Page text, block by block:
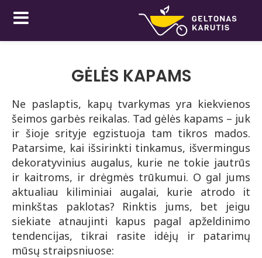
GĖLĖS KAPAMS
Ne paslaptis, kapų tvarkymas yra kiekvienos
šeimos garbės reikalas. Tad gėlės kapams – juk
ir šioje srityje egzistuoja tam tikros mados.
Patarsime, kai išsirinkti tinkamus, išvermingus
dekoratyvinius augalus, kurie ne tokie jautrūs
ir kaitroms, ir drėgmės trūkumui. O gal jums
aktualiau kiliminiai augalai, kurie atrodo it
minkštas paklotas? Rinktis jums, bet jeigu
siekiate atnaujinti kapus pagal apželdinimo
tendencijas, tikrai rasite idėjų ir patarimų
mūsų straipsniuose: